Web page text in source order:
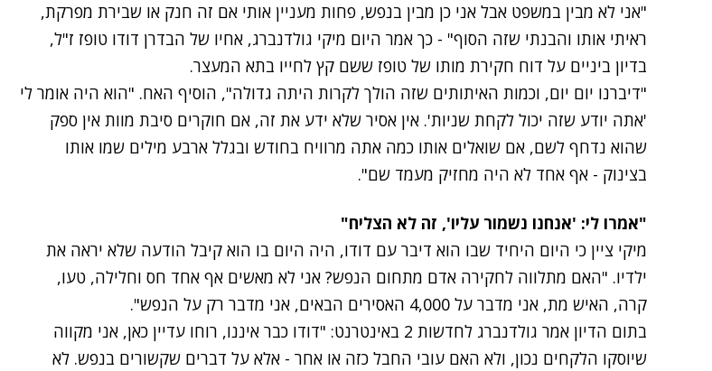
"אני לא מבין במשפט אבל אני כן מבין בנפש, פחות מעניין אותי אם זה חנק או שבירת מפרקת,
ראיתי אותו והבנתי שזה הסוף" - כך אמר היום מיקי גולדנברג, אחיו של הבדרן דודו טופז ז"ל,
בדיון ביניים על דוח חקירת מותו של טופז ששם קץ לחייו בתא המעצר.
"דיברנו יום יום, וכמות האיתותים שזה הולך לקרות היתה גדולה", הוסיף האח. "הוא היה אומר לי
'אתה יודע שזה יכול לקחת שניות'. אין אסיר שלא ידע את זה, אם חוקרים סיבת מוות אין ספק
שהוא נדחף לשם, אם שואלים אותו כמה אתה מרוויח בחודש ובגלל ארבע מילים שמו אותו
בצינוק - אף אחד לא היה מחזיק מעמד שם".
"אמרו לי: 'אנחנו נשמור עליו', זה לא הצליח"
מיקי ציין כי היום היחיד שבו הוא דיבר עם דודו, היה היום בו הוא קיבל הודעה שלא יראה את
ילדיו. "האם מתלווה לחקירה אדם מתחום הנפש? אני לא מאשים אף אחד חס וחלילה, טעו,
קרה, האיש מת, אני מדבר על 4,000 האסירים הבאים, אני מדבר רק על הנפש".
בתום הדיון אמר גולדנברג לחדשות 2 באינטרנט: "דודו כבר איננו, רוחו עדיין כאן, אני מקווה
שיוסקו הלקחים נכון, ולא האם עובי החבל כזה או אחר - אלא על דברים שקשורים בנפש. לא